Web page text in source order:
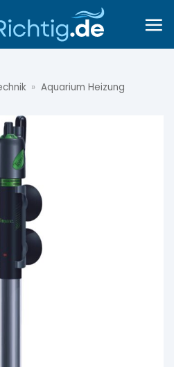
» Aquarium Heizung